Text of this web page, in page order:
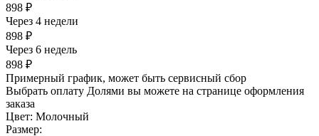
898 ₽
Через 4 недели
898 ₽
Через 6 недель
898 ₽
Примерный график, может быть сервисный сбор
Выбрать оплату Долями вы можете на странице оформления
заказа
Цвет: Молочный
Размер: